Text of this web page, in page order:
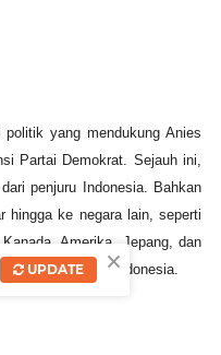
yang mendukung Anies
Partai Demokrat. Sejauh ini,
penjuru Indonesia. Bahkan
hingga ke negara lain, seperti
Amerika, Jepang, dan
warga negara Indonesia.
×
UPDATE